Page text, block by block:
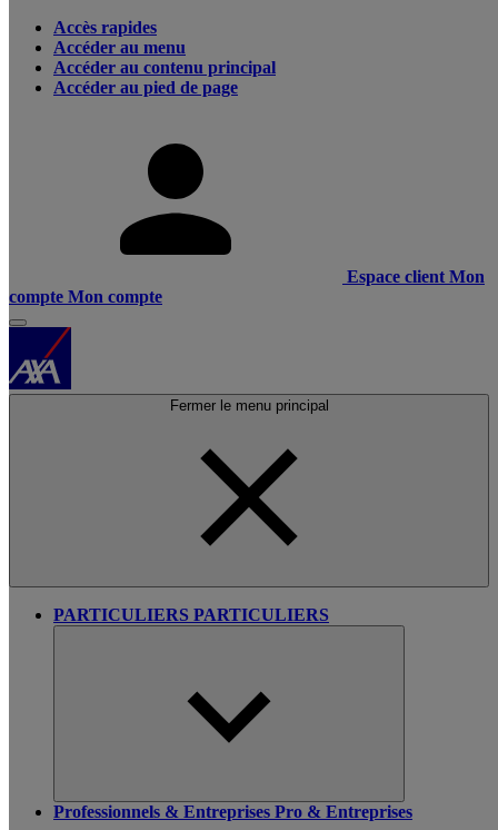
Accès rapides
Accéder au menu
Accéder au contenu principal
Accéder au pied de page
Espace client Mon
compte Mon compte
Fermer le menu principal
PARTICULIERS PARTICULIERS
Professionnels & Entreprises Pro & Entreprises